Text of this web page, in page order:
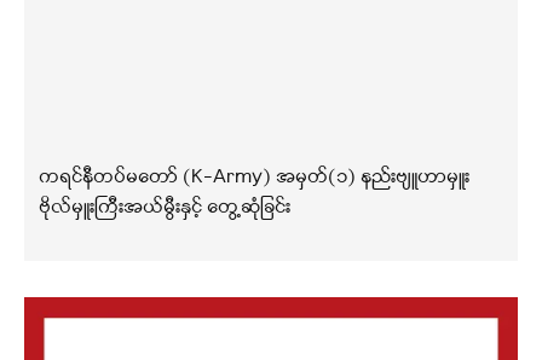
ကရင်နီတပ်မတော် (K-Army) အမှတ်(၁) နည်းဗျူဟာမှူး
ဗိုလ်မှူးကြီးအယ်မွီးနှင့် တွေ့ဆုံခြင်း